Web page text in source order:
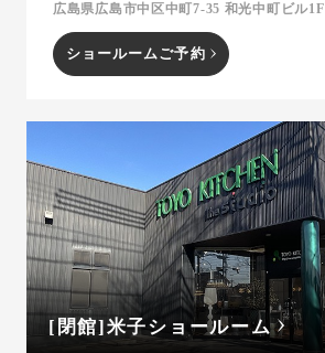
広島県広島市中区中町7-35 和光中町ビル1F
ショールームご予約
[閉館]米子ショールーム